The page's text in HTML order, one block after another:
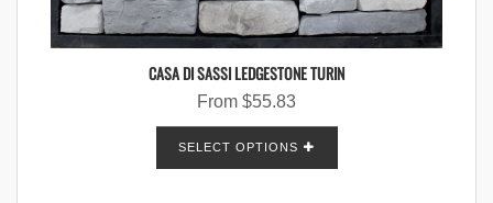
CASA DI SASSI LEDGESTONE TURIN
From $55.83
SELECT OPTIONS